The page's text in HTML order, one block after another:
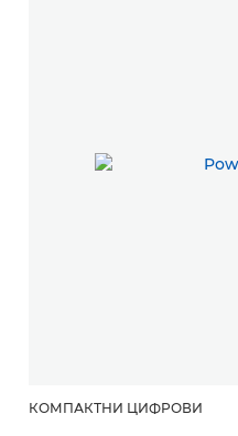
КОМПАКТНИ ЦИФРОВИ